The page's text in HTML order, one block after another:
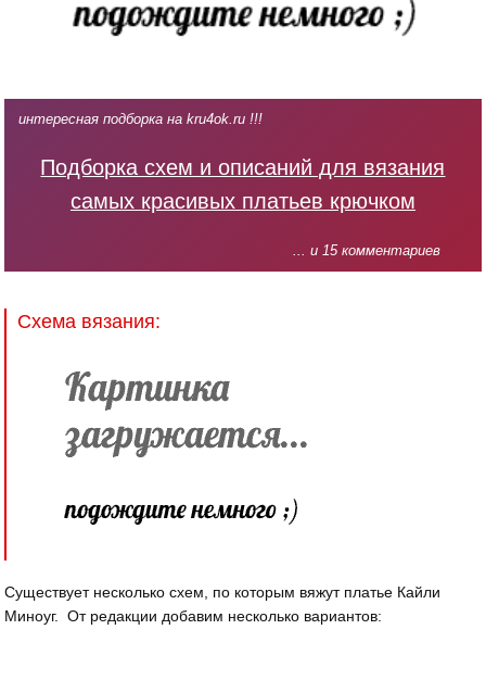
интересная подборка на kru4ok.ru !!!
Подборка схем и описаний для вязания
самых красивых платьев крючком
... и 15 комментариев
Схема вязания:
Существует несколько схем, по которым вяжут платье Кайли
Миноуг. От редакции добавим несколько вариантов: